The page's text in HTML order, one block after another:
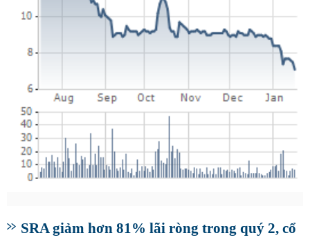
SRA giảm hơn 81% lãi ròng trong quý 2, cổ